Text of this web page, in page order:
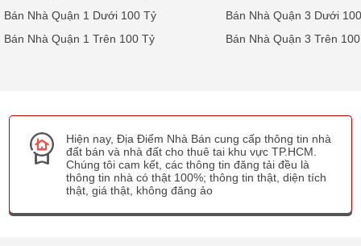
Bán Nhà Quận 1 Dưới 100 Tỷ
Bán Nhà Quận 3 Dưới
Bán Nhà Quận 1 Trên 100 Tỷ
Bán Nhà Quận 3 Trên
Hiện nay, Địa Điểm Nhà Bán cung cấp thông tin nhà
đất bán và nhà đất cho thuê tai khu vực TP.HCM.
Chúng tôi cam kết, các thông tin đăng tải đều là
thông tin nhà có thật 100%; thông tin thật, diện tích
thật, giá thật, không đăng ảo